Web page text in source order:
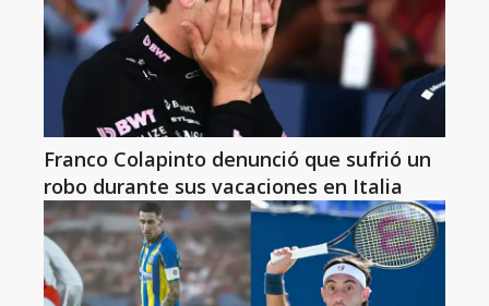
Franco Colapinto denunció que sufrió un
robo durante sus vacaciones en Italia